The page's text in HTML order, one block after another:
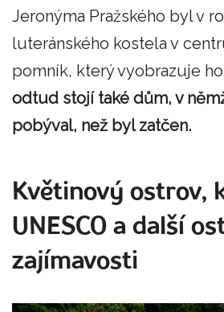
Jeronýma Pražského byl v
luteránského kostela v
pomník, který vyobrazuje
odtud stojí také dům, v
pobýval, než byl zatčen.
Květinový ostrov,
UNESCO a další
zajímavosti